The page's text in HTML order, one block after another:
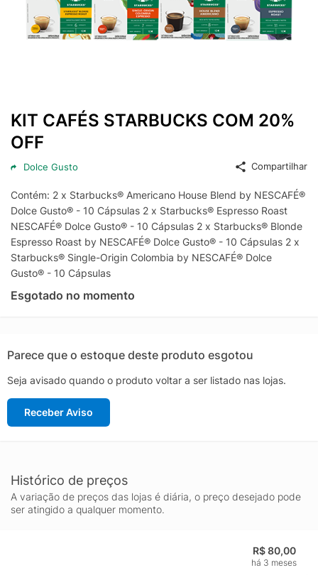
KIT CAFÉS STARBUCKS COM 20%
OFF
Dolce Gusto Compartilhar
Contém: 2 x Starbucks® Americano House Blend by NESCAFÉ®
Dolce Gusto® - 10 Cápsulas 2 x Starbucks® Espresso Roast
NESCAFÉ® Dolce Gusto® - 10 Cápsulas 2 x Starbucks® Blonde
Espresso Roast by NESCAFÉ® Dolce Gusto® - 10 Cápsulas 2 x
Starbucks® Single-Origin Colombia by NESCAFÉ® Dolce
Gusto® - 10 Cápsulas
Esgotado no momento
Parece que o estoque deste produto esgotou
Seja avisado quando o produto voltar a ser listado nas lojas.
Receber Aviso
Histórico de preços
A variação de preços das lojas é diária, o preço desejado pode
ser atingido a qualquer momento.
R$ 80,00
há 3 meses